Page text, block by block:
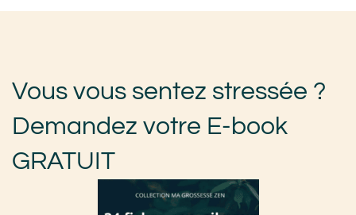
Vous vous sentez stressée ?
Demandez votre E-book
GRATUIT